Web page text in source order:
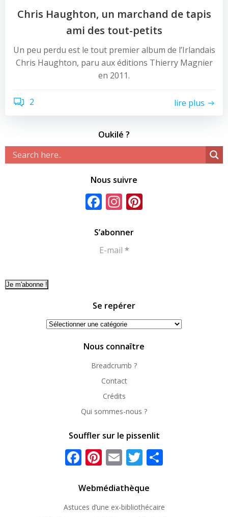
Chris Haughton, un marchand de tapis
ami des tout-petits
Un peu perdu est le tout premier album de l’Irlandais
Chris Haughton, paru aux éditions Thierry Magnier
en 2011.
2 lire plus
Oukilé ?
Nous suivre
Facebook
Instagram
S’abonner
E-mail *
Se repérer
Se
Nous connaître
Breadcrumb ?
Contact
Crédits
Qui sommes-nous ?
Souffler sur le pissenlit
Facebook
Pinterest
EmailTwitter
Webmédiathèque
Astuces d’une ex-bibliothécaire